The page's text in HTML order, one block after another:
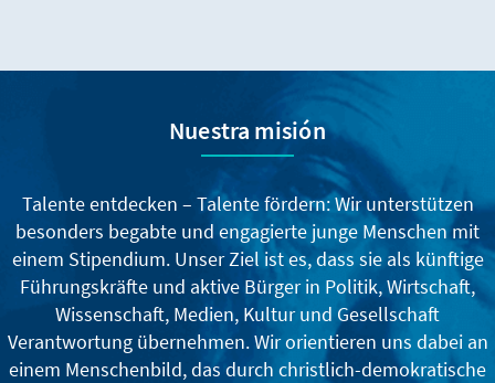
Nuestra misión
Talente entdecken – Talente fördern: Wir unterstützen
besonders begabte und engagierte junge Menschen mit
einem Stipendium. Unser Ziel ist es, dass sie als künftige
Führungskräfte und aktive Bürger in Politik, Wirtschaft,
Wissenschaft, Medien, Kultur und Gesellschaft
Verantwortung übernehmen. Wir orientieren uns dabei an
einem Menschenbild, das durch christlich-demokratische